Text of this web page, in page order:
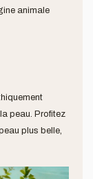
animale
peau. Profitez
plus belle,